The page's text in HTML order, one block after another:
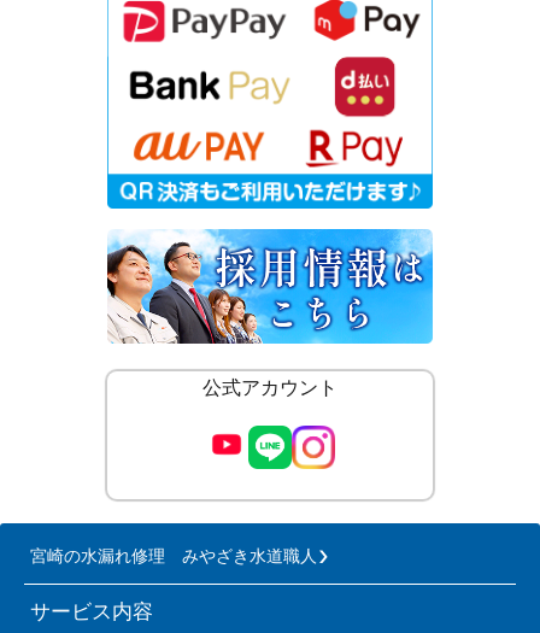
公式アカウント
宮崎の水漏れ修理 みやざき水道職人
サービス内容